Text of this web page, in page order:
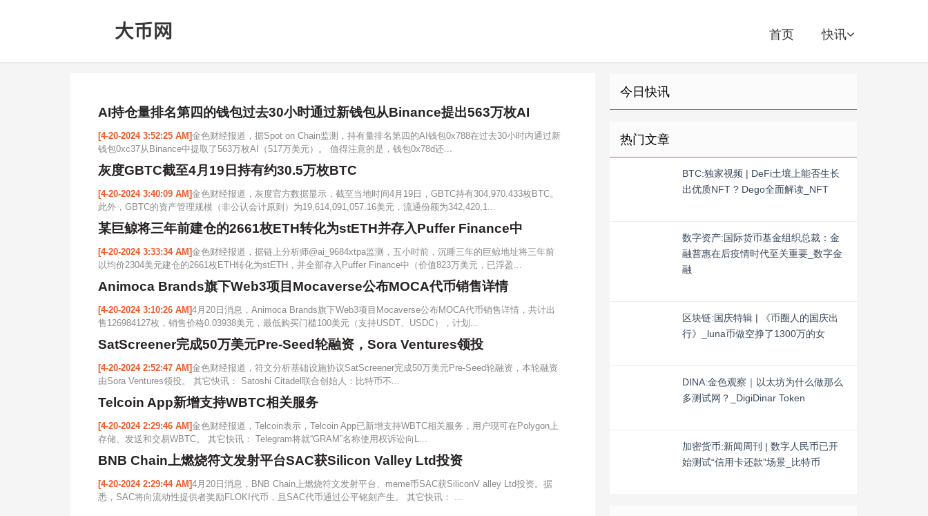
首页 快讯
AI持仓量排名第四的钱包过去30小时通过新钱包从Binance提出563万枚AI
[4-20-2024 3:52:25 AM]金色财经报道，据Spot on Chain监测，持有量排名第四的AI钱包0x788在过去30小时内通过新
钱包0xc37从Binance中提取了563万枚AI（517万美元）。 值得注意的是，钱包0x78d还...
灰度GBTC截至4月19日持有约30.5万枚BTC
[4-20-2024 3:40:09 AM]金色财经报道，灰度官方数据显示，截至当地时间4月19日，GBTC持有304,970.433枚BTC。
此外，GBTC的资产管理规模（非公认会计原则）为19,614,091,057.16美元，流通份额为342,420,1...
某巨鲸将三年前建仓的2661枚ETH转化为stETH并存入Puffer Finance中
[4-20-2024 3:33:34 AM]金色财经报道，据链上分析师@ai_9684xtpa监测，五小时前，沉睡三年的巨鲸地址将三年前
以均价2304美元建仓的2661枚ETH转化为stETH，并全部存入Puffer Finance中（价值823万美元，已浮盈...
Animoca Brands旗下Web3项目Mocaverse公布MOCA代币销售详情
[4-20-2024 3:10:26 AM]4月20日消息，Animoca Brands旗下Web3项目Mocaverse公布MOCA代币销售详情，共计出
售126984127枚，销售价格0.03938美元，最低购买门槛100美元（支持USDT、USDC），计划...
SatScreener完成50万美元Pre-Seed轮融资，Sora Ventures领投
[4-20-2024 2:52:47 AM]金色财经报道，符文分析基础设施协议SatScreener完成50万美元Pre-Seed轮融资，本轮融资
由Sora Ventures领投。 其它快讯： Satoshi Citadel联合创始人：比特币不...
Telcoin App新增支持WBTC相关服务
[4-20-2024 2:29:46 AM]金色财经报道，Telcoin表示，Telcoin App已新增支持WBTC相关服务，用户现可在Polygon上
存储、发送和交易WBTC。 其它快讯： Telegram将就“GRAM”名称使用权诉讼向L...
BNB Chain上燃烧符文发射平台SAC获Silicon Valley Ltd投资
[4-20-2024 2:29:44 AM]4月20日消息，BNB Chain上燃烧符文发射平台、meme币SAC获SiliconV alley Ltd投资。据
悉，SAC将向流动性提供者奖励FLOKI代币，且SAC代币通过公平铭刻产生。 其它快讯： ...
今日快讯
热门文章
BTC:独家视频 | DeFi土壤上能否生长
出优质NFT ? Dego全面解读_NFT
数字资产:国际货币基金组织总裁：金
融普惠在后疫情时代至关重要_数字金
融
区块链:国庆特辑 | 《币圈人的国庆出
行》_luna币做空挣了1300万的女
DINA:金色观察｜以太坊为什么做那么
多测试网？_DigiDinar Token
加密货币:新闻周刊 | 数字人民币已开
始测试“信用卡还款”场景_比特币